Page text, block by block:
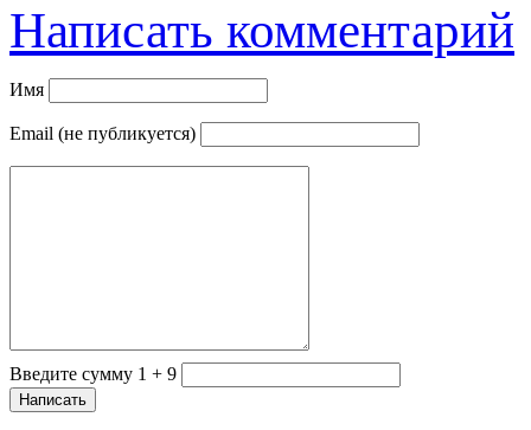
Написать комментарий
Имя
Email (не публикуется)
Введите сумму 1 + 9